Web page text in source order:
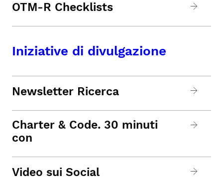
OTM-R Checklists
Iniziative di divulgazione
Newsletter Ricerca
Charter & Code. 30 minuti
con
Video sui Social